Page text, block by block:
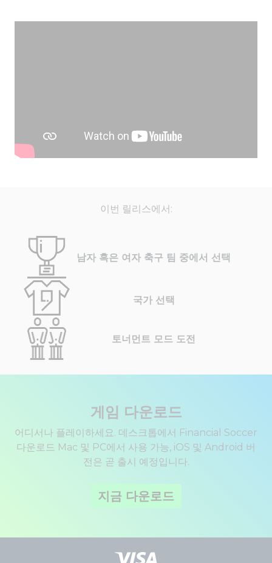
이번 릴리스에서:
남자 혹은 여자 축구 팀 중에서 선택
국가 선택
토너먼트 모드 도전
게임 다운로드
어디서나 플레이하세요. 데스크톱에서 Financial Soccer
다운로드 Mac 및 PC에서 사용 가능, iOS 및 Android 버
전은 곧 출시 예정입니다.
지금 다운로드